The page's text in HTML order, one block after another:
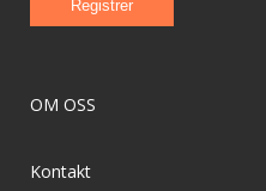
OM OSS
Kontakt